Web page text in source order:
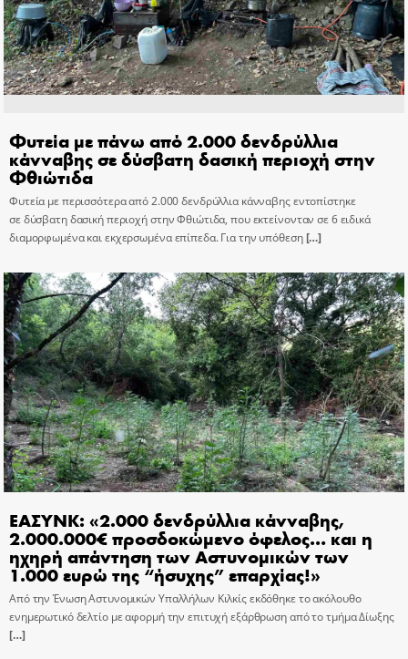
Φυτεία με πάνω από 2.000 δενδρύλλια
κάνναβης σε δύσβατη δασική περιοχή στην
Φθιώτιδα
Φυτεία με περισσότερα από 2.000 δενδρύλλια κάνναβης εντοπίστηκε
σε δύσβατη δασική περιοχή στην Φθιώτιδα, που εκτείνονταν σε 6 ειδικά
διαμορφωμένα και εκχερσωμένα επίπεδα. Για την υπόθεση[…]
ΕΑΣΥΝΚ: «2.000 δενδρύλλια κάνναβης,
2.000.000€ προσδοκώμενο όφελος… και η
ηχηρή απάντηση των Αστυνομικών των
1.000 ευρώ της “ήσυχης” επαρχίας!»
Από την Ένωση Αστυνομικών Υπαλλήλων Κιλκίς εκδόθηκε το ακόλουθο
ενημερωτικό δελτίο με αφορμή την επιτυχή εξάρθρωση από το τμήμα Δίωξης
[…]